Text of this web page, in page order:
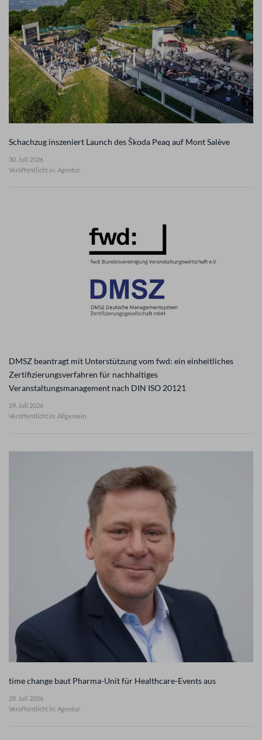
Schachzug inszeniert Launch des Škoda Peaq auf Mont Salève
30. Juli 2026
Veröffentlicht in: Agentur
DMSZ beantragt mit Unterstützung vom fwd: ein einheitliches
Zertifizierungsverfahren für nachhaltiges
Veranstaltungsmanagement nach DIN ISO 20121
29. Juli 2026
Veröffentlicht in: Allgemein
time change baut Pharma-Unit für Healthcare-Events aus
28. Juli 2026
Veröffentlicht in: Agentur